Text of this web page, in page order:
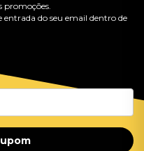
promoções.
entrada do seu email dentro de